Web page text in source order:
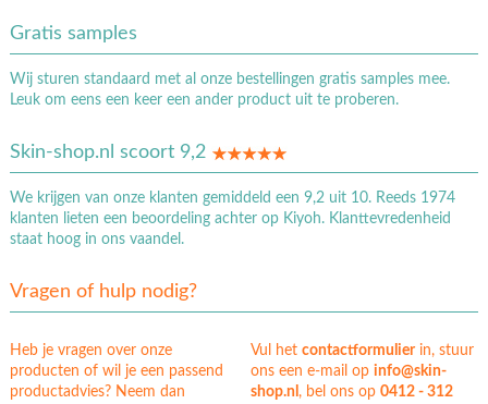
Gratis samples
Wij sturen standaard met al onze bestellingen gratis samples mee.
Leuk om eens een keer een ander product uit te proberen.
Skin-shop.nl scoort 9,2
We krijgen van onze klanten gemiddeld een 9,2 uit 10. Reeds 1974
klanten lieten een beoordeling achter op Kiyoh. Klanttevredenheid
staat hoog in ons vaandel.
Vragen of hulp nodig?
Heb je vragen over onze
producten of wil je een passend
productadvies? Neem dan
Vul hetcontactformulierin, stuur
ons een e-mail op info@skin-
shop.nl, bel ons op0412 - 312